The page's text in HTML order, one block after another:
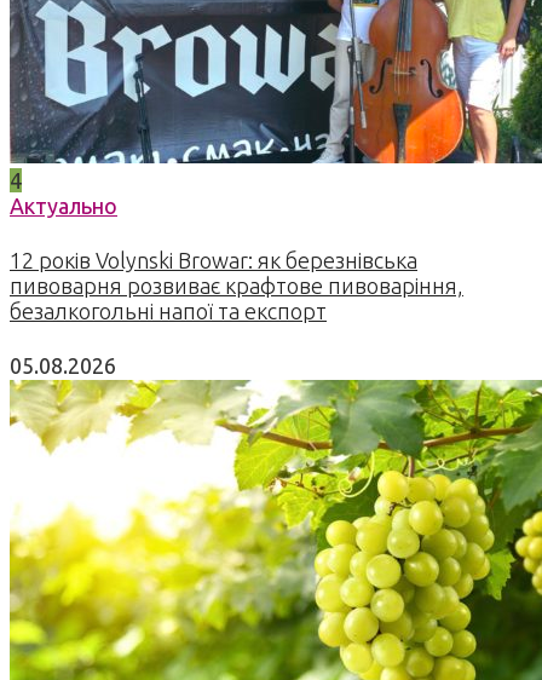
4
Актуально
12 років Volynski Browar: як березнівська
пивоварня розвиває крафтове пивоваріння,
безалкогольні напої та експорт
05.08.2026